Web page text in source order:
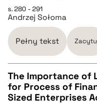
pobierz cytat
BIBTEX
pobierz cytat
s. 280 - 291
Andrzej Sołoma
Pełny tekst
CZYSTY TEKST
The Importance of
for Process of
Sized Enterprises